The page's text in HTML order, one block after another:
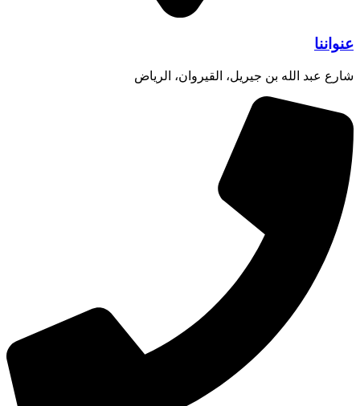
عنواننا
شارع عبد الله بن جيريل، القيروان، الرياض